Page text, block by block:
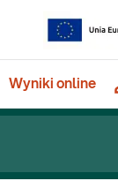
Wyniki online